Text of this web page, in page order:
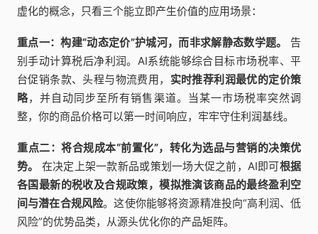
虚化的概念，只看三个能立即产生价值的应用场景：
重点一：构建“动态定价”护城河，而非求解静态数学题。
告
别手动计算税后净利润。AI系统能够综合目标市场税率、平
台促销条款、头程与物流费用， 实时推荐利润最优的定价策
略，并自动同步至所有销售渠道。当某一市场税率突然调
整，你的商品价格可以第一时间响应，牢牢守住利润基线。
重点二：将合规成本“前置化”，转化为选品与营销的决策优
势。
在决定上架一款新品或策划一场大促之前，AI即可根据
各国最新的税收及合规政策，模拟推演该商品的最终盈利空
间与潜在合规风险。这使你能够将资源精准投向“高利润、低
风险”的优势品类，从源头优化你的产品矩阵。